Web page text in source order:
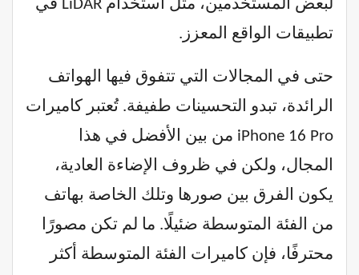
لبعض المستخدمين، مثل استخدام LiDAR في
تطبيقات الواقع المعزز.
حتى في المجالات التي تتفوق فيها الهواتف
الرائدة، تبدو التحسينات طفيفة. تُعتبر كاميرات
iPhone 16 Pro من بين الأفضل في هذا
المجال، ولكن في ظروف الإضاءة العادية،
يكون الفرق بين صورها وتلك الخاصة بهاتف
من الفئة المتوسطة ضئيلًا. ما لم تكن مصورًا
محترفًا، فإن كاميرات الفئة المتوسطة أكثر